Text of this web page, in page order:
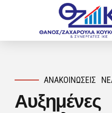
ΑΝΑΚΟΙΝΏΣΕΙΣ
Αυξημένες